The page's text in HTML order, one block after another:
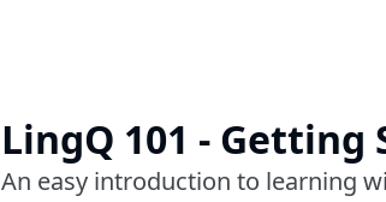
LingQ 101 - Getting
An easy introduction to learning